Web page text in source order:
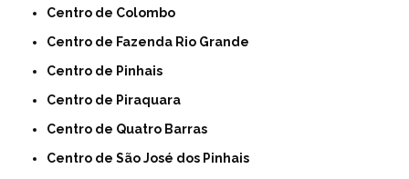
Centro de Colombo
Centro de Fazenda Rio Grande
Centro de Pinhais
Centro de Piraquara
Centro de Quatro Barras
Centro de São José dos Pinhais